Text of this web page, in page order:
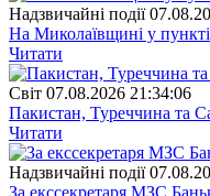
Надзвичайні події
На Миколаївщині у
Читати
Свiт 07.08.2026 21:34:06
Пакистан, Туреччина та
Читати
Надзвичайні події